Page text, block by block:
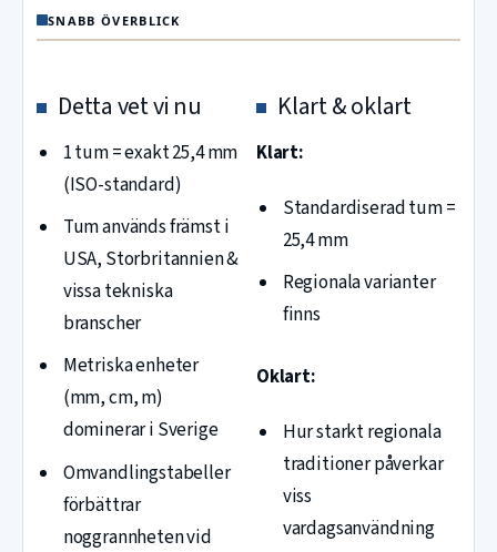
SNABB ÖVERBLICK
Detta vet vi nu
1 tum = exakt 25,4 mm
(ISO-standard)
Tum används främst i
USA, Storbritannien &
vissa tekniska
branscher
Metriska enheter
(mm, cm, m)
dominerar i Sverige
Omvandlingstabeller
förbättrar
noggrannheten vid
Klart & oklart
Klart:
Standardiserad tum =
25,4 mm
Regionala varianter
finns
Oklart:
Hur starkt regionala
traditioner påverkar
viss
vardagsanvändning